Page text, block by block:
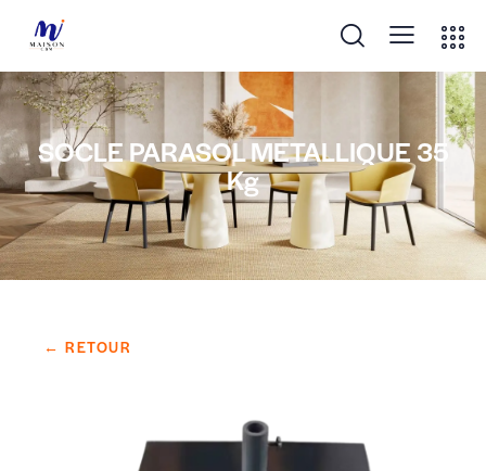
SOCLE PARASOL METALLIQUE 35
Kg
← RETOUR